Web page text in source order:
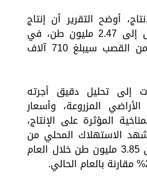
أوضح التقرير أن إنتاج
السكر من البنجر سيصل إلى 2.47 مليون طن، في
حين أن السكر المنتج من القصب سيبلغ 710 آلاف
إلى تحليل دقيق أجرته
المزروعة، وأسعار
المؤثرة على الإنتاج،
الاستهلاك المحلي من
السكر ارتفاعًا ليصل إلى 3.85 مليون طن خلال العام